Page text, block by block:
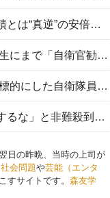
安倍晋三元首相の命日で高市首相は功績を賞賛したが……功績とは“真逆”の安倍元首相のトンデモ発言を振り返る
自衛隊リクルートは貧困層狙い撃ちだけではなかった！ 小学生にまで「自衛官勧誘」目的のパンフレット作成
「自衛隊は経済的に厳しい子が」は間違ってない！ 貧困層を標的にした自衛隊員募集、やす子、山上被告も…日本でも進む“経済的徴兵制”
高市首相がミュージックアワードに登壇で「音楽を政治利用するな」と非難殺到！ MAJの国策的本質を批判する声も
日の昨晩、当時の上司が
社会問題や芸能（エンタ
すサイトです。 森友学